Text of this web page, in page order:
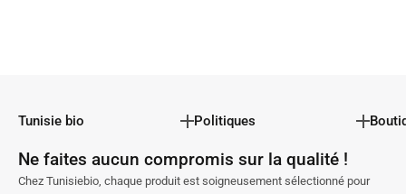
Tunisie bio Politiques
Ne faites aucun compromis sur la qualité !
Chez Tunisiebio, chaque produit est soigneusement sélectionné pour